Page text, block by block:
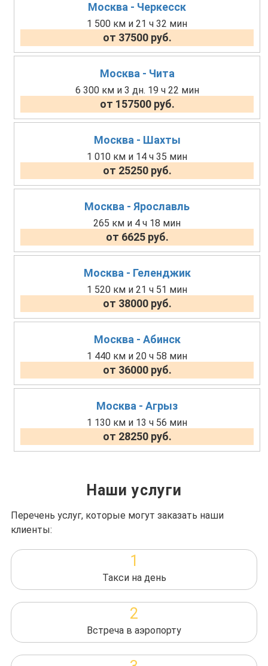
Москва - Черкесск
1 500 км и 21 ч 32 мин
от 37500 руб.
Москва - Чита
6 300 км и 3 дн. 19 ч 22 мин
от 157500 руб.
Москва - Шахты
1 010 км и 14 ч 35 мин
от 25250 руб.
Москва - Ярославль
265 км и 4 ч 18 мин
от 6625 руб.
Москва - Геленджик
1 520 км и 21 ч 51 мин
от 38000 руб.
Москва - Абинск
1 440 км и 20 ч 58 мин
от 36000 руб.
Москва - Агрыз
1 130 км и 13 ч 56 мин
от 28250 руб.
Наши услуги
Перечень услуг, которые могут заказать наши
клиенты:
1
Такси на день
2
Встреча в аэропорту